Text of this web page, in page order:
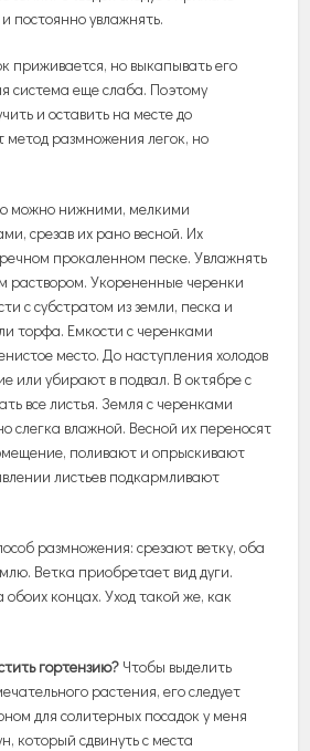
постоянно увлажнять.
приживается, но выкапывать его
система еще слаба. Поэтому
и оставить на месте до
метод размножения легок, но
можно нижними, мелкими
срезав их рано весной. Их
прокаленном песке. Увлажнять
раствором. Укорененные черенки
с субстратом из земли, песка и
торфа. Емкости с черенками
место. До наступления холодов
или убирают в подвал. В октябре с
все листья. Земля с черенками
слегка влажной. Весной их переносят
поливают и опрыскивают
листьев подкармливают
размножения: срезают ветку, оба
Ветка приобретает вид дуги.
концах. Уход такой же, как
гортензию? Чтобы выделить
растения, его следует
для солитерных посадок у меня
который сдвинуть с места